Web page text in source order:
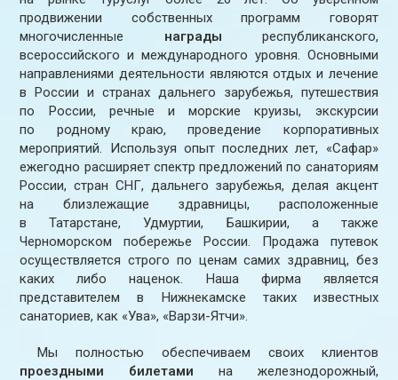
продвижении собственных программ говорят
многочисленные награды республиканского,
всероссийского и международного уровня. Основными
направлениями деятельности являются отдых и лечение
в России и странах дальнего зарубежья, путешествия
по России, речные и морские круизы, экскурсии
по родному краю, проведение корпоративных
мероприятий. Используя опыт последних лет, «Сафар»
ежегодно расширяет спектр предложений по санаториям
России, стран СНГ, дальнего зарубежья, делая акцент
на близлежащие здравницы, расположенные
в Татарстане, Удмуртии, Башкирии, а также
Черноморском побережье России. Продажа путевок
осуществляется строго по ценам самих здравниц, без
каких либо наценок. Наша фирма является
представителем в Нижнекамске таких известных
санаториев, как «Ува», «Варзи-Ятчи».
Мы полностью обеспечиваем своих клиентов
проездными билетами на железнодорожный,